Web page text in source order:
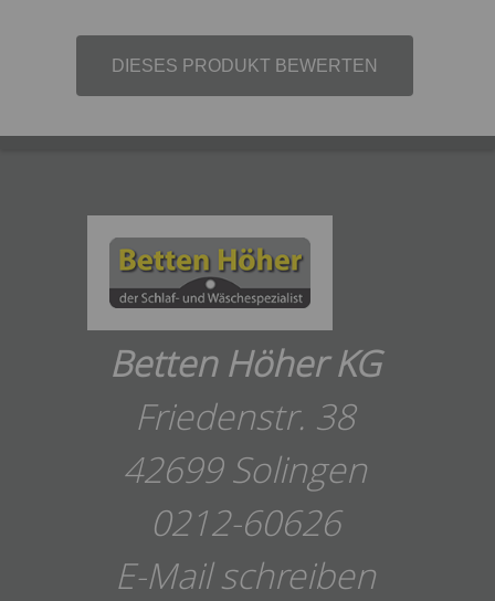
DIESES PRODUKT BEWERTEN
Betten Höher KG
Friedenstr. 38
42699 Solingen
0212-60626
E-Mail schreiben